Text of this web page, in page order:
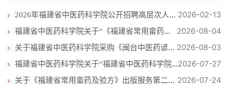
2026-02-13
2026年福建省中医药科学院公开招聘高层次人才方案
2026-08-04
福建省中医药科学院关于“《福建省常用畲药及验方》出版服务” ...
2026-08-03
关于福建省中医药科学院采购《闽台中医药谚语解读》著作出版服务...
2026-07-27
福建省中医药科学院关于“福建省中医药科学院实验动物中心保洁服...
2026-07-24
关于《福建省常用畲药及验方》出版服务第二次询价采购的公告